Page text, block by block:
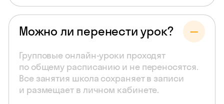
Можно ли перенести урок?
Групповые онлайн-уроки проходят
по общему расписанию и не переносятся.
Все занятия школа сохраняет в записи
и размещает в личном кабинете.